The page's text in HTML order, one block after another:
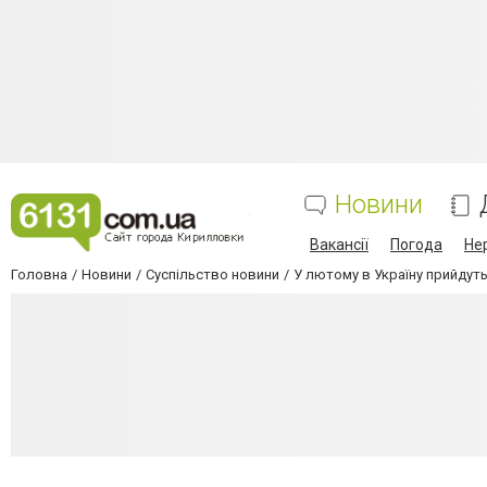
Новини
Вакансії Погода
Головна Новини Суспільство новини У лютому в Україну